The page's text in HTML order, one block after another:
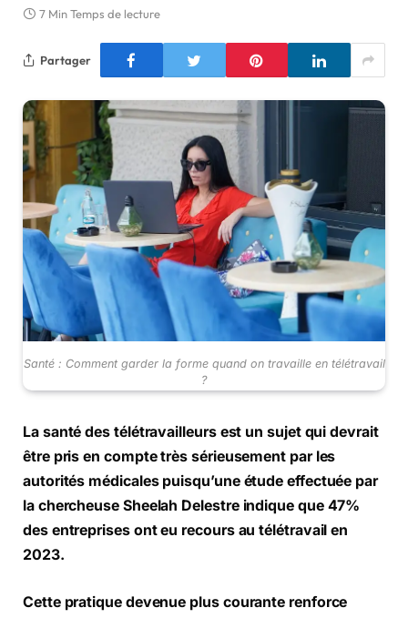
7 Min Temps de lecture
Partager
Santé : Comment garder la forme quand on travaille en télétravail
?
La santé des télétravailleurs est un sujet qui devrait
être pris en compte très sérieusement par les
autorités médicales puisqu’une étude effectuée par
la chercheuse Sheelah Delestre indique que 47%
des entreprises ont eu recours au télétravail en
2023.
Cette pratique devenue plus courante renforce